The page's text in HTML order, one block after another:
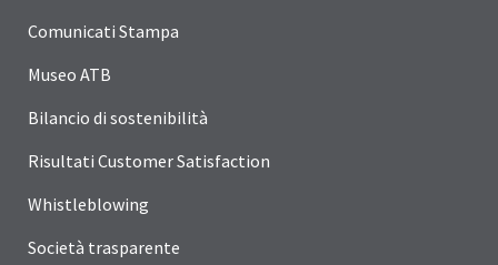
Comunicati Stampa
Museo ATB
Bilancio di sostenibilità
Risultati Customer Satisfaction
Whistleblowing
Società trasparente